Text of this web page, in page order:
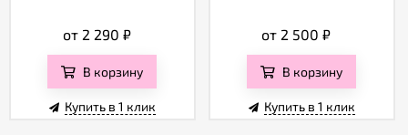
от 2 290 ₽
В корзину
Купить в 1 клик
от 2 500₽
В корзину
Купить в 1 клик